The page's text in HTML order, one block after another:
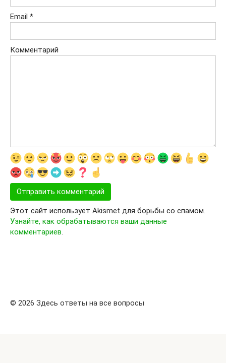
Email *
Комментарий
Этот сайт использует Akismet для борьбы со спамом.
Узнайте, как обрабатываются ваши данные
комментариев.
© 2026 Здесь ответы на все вопросы